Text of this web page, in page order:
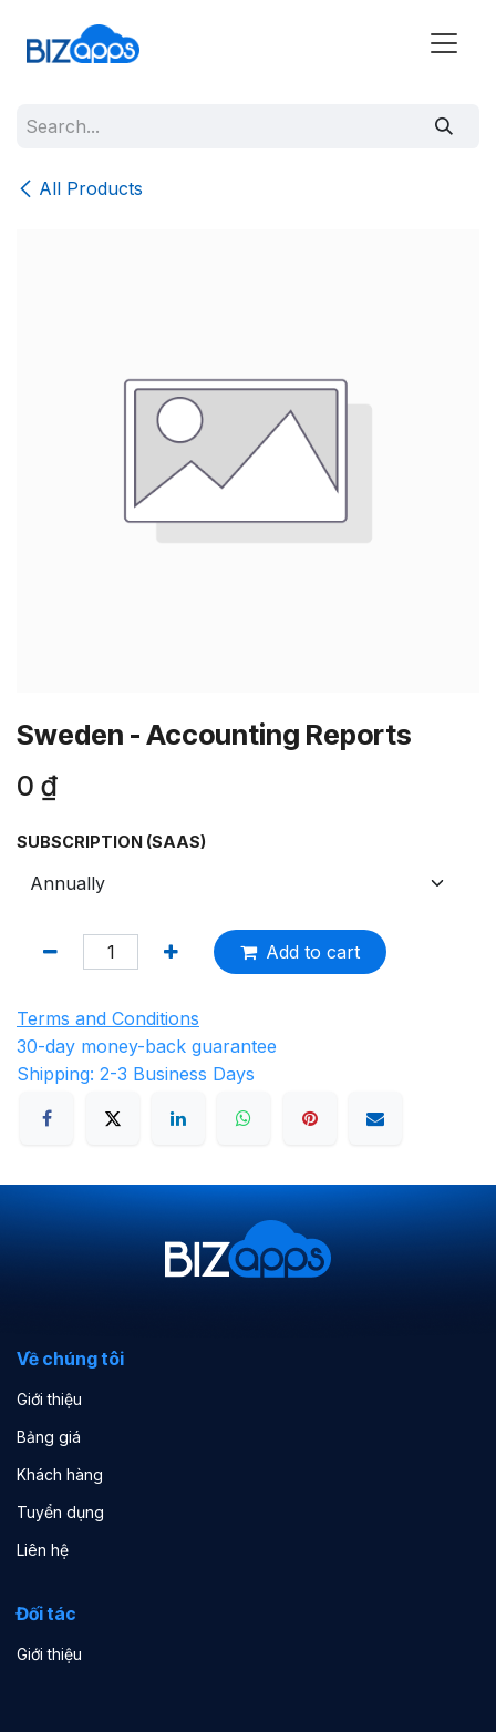
All Products
Sweden - Accounting Reports
0 ₫
SUBSCRIPTION (SAAS)
Add to cart
Terms and Conditions
30-day money-back guarantee
Shipping: 2-3 Business Days
Về chúng tôi
Giới thiệu
Bảng giá
Khách hàng
Tuyển dụng
Liên hệ
Đối tác
Giới thiệu